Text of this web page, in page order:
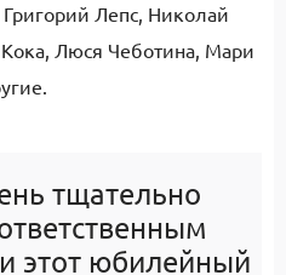
Лепс, Николай
Люся Чеботина, Мари
тщательно
этот юбилейный